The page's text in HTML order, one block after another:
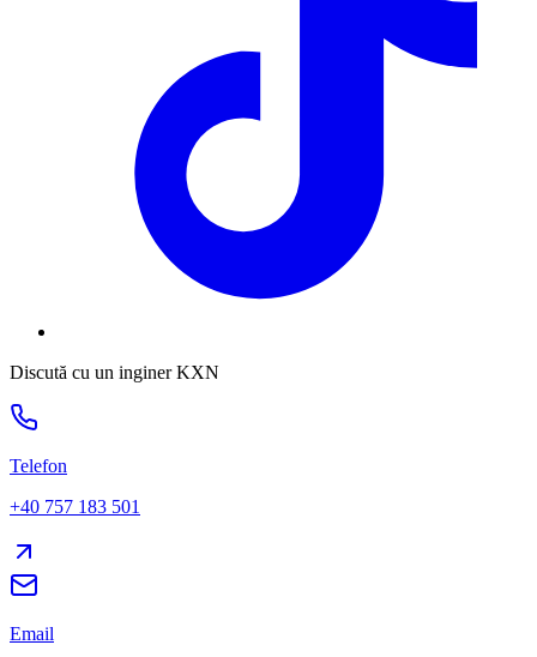
Discută cu un inginer KXN
Telefon
+40 757 183 501
Email